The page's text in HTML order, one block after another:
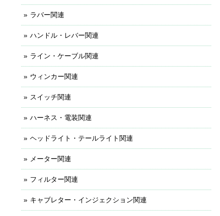
ラバー関連
ハンドル・レバー関連
ライン・ケーブル関連
ウィンカー関連
スイッチ関連
ハーネス・電装関連
ヘッドライト・テールライト関連
メーター関連
フィルター関連
キャブレター・インジェクション関連